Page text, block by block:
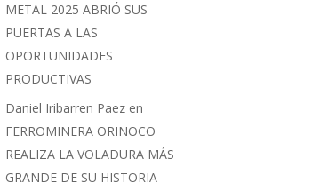
METAL 2025 ABRIÓ SUS
PUERTAS A LAS
OPORTUNIDADES
PRODUCTIVAS
Daniel Iribarren Paez en
FERROMINERA ORINOCO
REALIZA LA VOLADURA MÁS
GRANDE DE SU HISTORIA